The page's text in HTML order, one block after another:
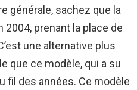
générale, sachez que la
2004, prenant la place de
une alternative plus
que ce modèle, qui a su
fil des années. Ce modèle